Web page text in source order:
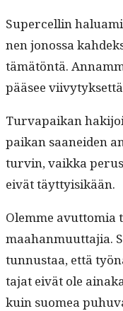
Super­cellin
nen jonos­sa
tämätön­tä.
pääsee
Tur­va­paikan
paikan saanei­den
turvin, vaik­ka
eivät täyttyisikään.
Olemme
maa­han­muut­ta­jia.
tun­nus­taa, että
ta­jat eivät ole
kuin suomea